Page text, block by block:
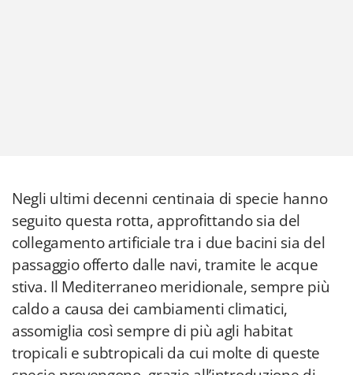
Negli ultimi decenni centinaia di specie hanno
seguito questa rotta, approfittando sia del
collegamento artificiale tra i due bacini sia del
passaggio offerto dalle navi, tramite le acque
stiva. Il Mediterraneo meridionale, sempre più
caldo a causa dei cambiamenti climatici,
assomiglia così sempre di più agli habitat
tropicali e subtropicali da cui molte di queste